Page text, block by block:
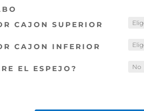
CAJON SUPERIOR
CAJON INFERIOR
EL ESPEJO?